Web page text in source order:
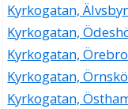
Kyrkogatan,
Kyrkogatan,
Kyrkogatan, Örebro
Kyrkogatan,
Kyrkogatan,